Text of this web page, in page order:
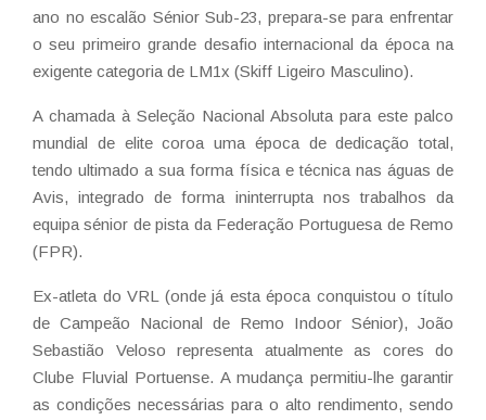
ano no escalão Sénior Sub-23, prepara-se para enfrentar
o seu primeiro grande desafio internacional da época na
exigente categoria de LM1x (Skiff Ligeiro Masculino).
A chamada à Seleção Nacional Absoluta para este palco
mundial de elite coroa uma época de dedicação total,
tendo ultimado a sua forma física e técnica nas águas de
Avis, integrado de forma ininterrupta nos trabalhos da
equipa sénior de pista da Federação Portuguesa de Remo
(FPR).
Ex-atleta do VRL (onde já esta época conquistou o título
de Campeão Nacional de Remo Indoor Sénior), João
Sebastião Veloso representa atualmente as cores do
Clube Fluvial Portuense. A mudança permitiu-lhe garantir
as condições necessárias para o alto rendimento, sendo